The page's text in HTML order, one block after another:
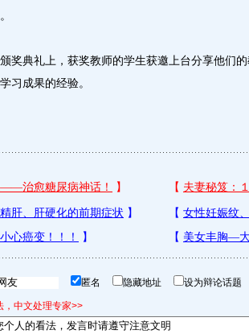
典礼上，获奖教师的学生获邀上台分享他们的
习成果的经验。
匿名 隐藏地址 设为辩论话题
，中文处理专家>>